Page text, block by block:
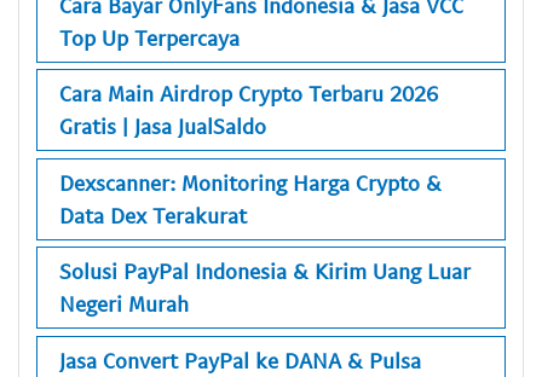
Top Up Terpercaya
Cara Main Airdrop Crypto Terbaru 2026
Gratis | Jasa JualSaldo
Dexscanner: Monitoring Harga Crypto &
Data Dex Terakurat
Solusi PayPal Indonesia & Kirim Uang Luar
Negeri Murah
Jasa Convert PayPal ke DANA & Pulsa